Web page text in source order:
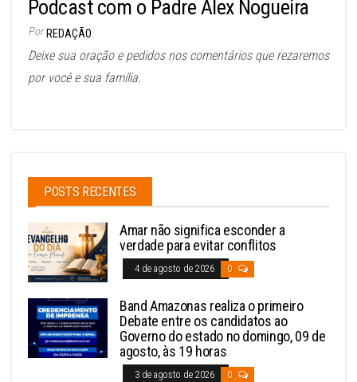
Podcast com o Padre Alex Nogueira
Por REDAÇÃO
Deixe sua oração e pedidos nos comentários que rezaremos
por você e sua família.
POSTS RECENTES
Amar não significa esconder a
verdade para evitar conflitos
4 de agosto de 2026 0
Band Amazonas realiza o primeiro
Debate entre os candidatos ao
Governo do estado no domingo, 09 de
agosto, às 19 horas
3 de agosto de 2026 0